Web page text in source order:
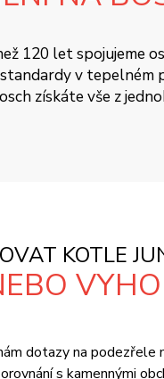
120 let
v
získáte vše z
KOTLE
dotazy na
s kamennými